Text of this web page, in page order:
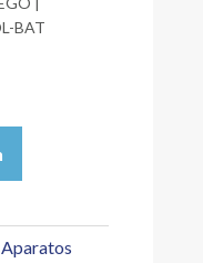
BAT
Aparatos